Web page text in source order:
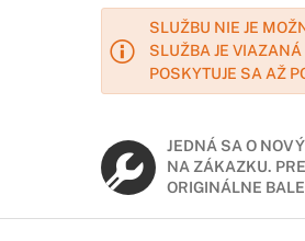
SLUŽBU NIE JE
SLUŽBA JE
POSKYTUJE SA AŽ
JEDNÁ SA O
NA ZÁKAZKU.
ORIGINÁLNE